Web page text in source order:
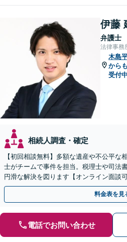
伊藤
弁護士
法律事務
木島
から
受付中
相続人調査・確定
【初回相談無料】多額な遺産や不公平な
士がチームで事件を担当。税理士や司法
円滑な解決を図ります【オンライン面談可
料金表を見
電話でお問い合わせ